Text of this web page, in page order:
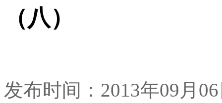
（八）
发布时间：2013年09月